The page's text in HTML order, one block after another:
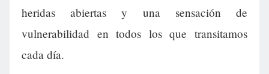
heridas abiertas y una sensación de
vulnerabilidad en todos los que transitamos
cada día.